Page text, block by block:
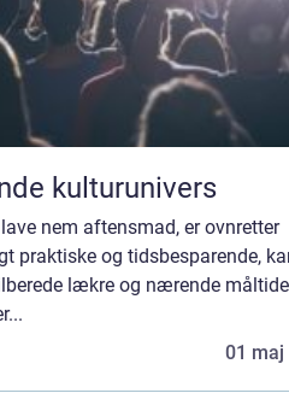
kulturunivers
nem aftensmad, er ovnretter
praktiske og tidsbesparende,
lækre og nærende
01 maj